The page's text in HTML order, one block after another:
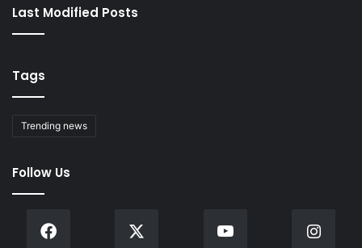
Last Modified Posts
Tags
Trending news
Follow Us